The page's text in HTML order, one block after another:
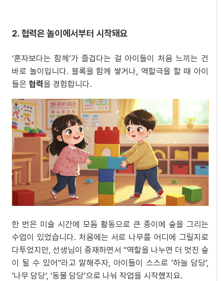
2. 협력은 놀이에서부터 시작돼요
‘혼자보다는 함께’가 즐겁다는 걸 아이들이 처음 느끼는 건
바로 놀이입니다. 블록을 함께 쌓거나, 역할극을 할 때 아이
들은 협력을 경험합니다.
한 번은 미술 시간에 모둠 활동으로 큰 종이에 숲을 그리는
수업이 있었습니다. 처음에는 서로 나무를 어디에 그릴지로
다투었지만, 선생님이 중재하면서 “역할을 나누면 더 멋진 숲
이 될 수 있어”라고 말해주자, 아이들이 스스로 ‘하늘 담당’,
‘나무 담당’, ‘동물 담당’으로 나눠 작업을 시작했지요.